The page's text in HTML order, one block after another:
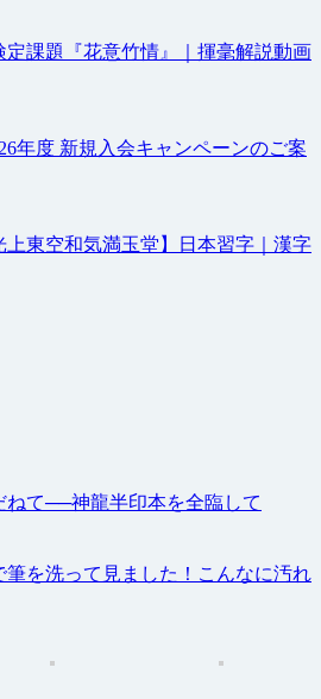
定課題『花意竹情』｜揮毫解説動画
年度 新規入会キャンペーンのご案
東空和気満玉堂】日本習字｜漢字
ねて──神龍半印本を全臨して
を洗って見ました！こんなに汚れ